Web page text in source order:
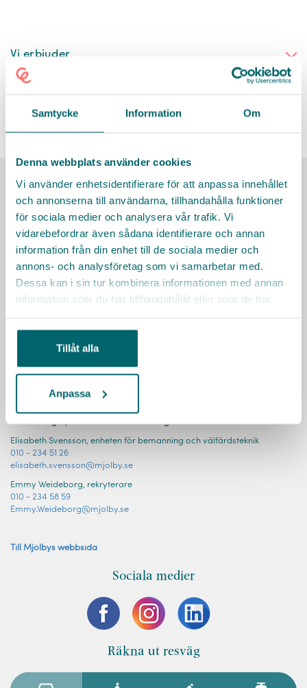
Samtycke Information Om
Denna webbplats använder cookies
Vi använder enhetsidentifierare för att anpassa innehållet
och annonserna till användarna, tillhandahålla funktioner
för sociala medier och analysera vår trafik. Vi
vidarebefordrar även sådana identifierare och annan
information från din enhet till de sociala medier och
annons- och analysföretag som vi samarbetar med.
Dessa kan i sin tur kombinera informationen med annan
information som du har tillhandahållit eller som de har
Tillåt alla
Anpassa
Vi erbjuder
Här finns vi
Elisabeth Svensson, enheten för bemanning och välfärdsteknik
010 - 234 51 26
elisabeth.svensson@mjolby.se
Emmy Weideborg, rekryterare
010 - 234 58 59
Emmy.Weideborg@mjolby.se
Till Mjölbys webbsida
Sociala medier
Räkna ut resväg